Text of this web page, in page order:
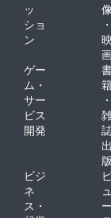
ッ
ショ
ン
像
・
ゲー
ム・
サー
ビス
開発
・
出
版
ビジ
ネ
ス・
ュ
ー